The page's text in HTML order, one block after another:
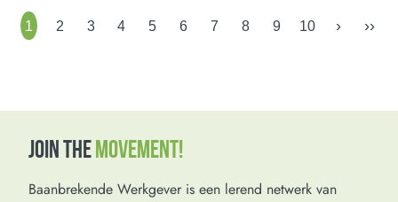
1 2 3 4 5 6 7 8 9 10 › ››
JOIN THEMOVEMENT!
Baanbrekende Werkgever is een lerend netwerk van